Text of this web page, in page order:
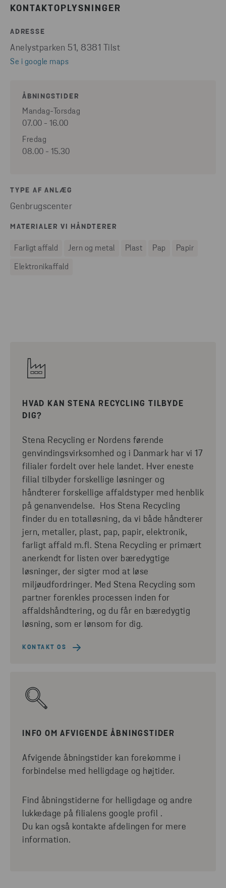
KONTAKTOPLYSNINGER
ADRESSE
Anelystparken 51, 8381 Tilst
Se i google maps
ÅBNINGSTIDER
Mandag-Torsdag
07.00 - 16.00
Fredag
08.00 - 15.30
TYPE AF ANLÆG
Genbrugscenter
MATERIALER VI HÅNDTERER
Farligt affald Jern og metal Plast Pap Papir
Elektronikaffald
HVAD KAN STENA RECYCLING TILBYDE
DIG?
Stena Recycling er Nordens førende
genvindingsvirksomhed og i Danmark har vi 17
filialer fordelt over hele landet. Hver eneste
filial tilbyder forskellige løsninger og
håndterer forskellige affaldstyper med henblik
på genanvendelse. Hos Stena Recycling
finder du en totalløsning, da vi både håndterer
jern, metaller, plast, pap, papir, elektronik,
farligt affald m.fl. Stena Recycling er primært
anerkendt for listen over bæredygtige
løsninger, der sigter mod at løse
miljøudfordringer. Med Stena Recycling som
partner forenkles processen inden for
affaldshåndtering, og du får en bæredygtig
løsning, som er lønsom for dig.
KONTAKT OS
INFO OM AFVIGENDE ÅBNINGSTIDER
Afvigende åbningstider kan forekomme i
forbindelse med helligdage og højtider.
Find åbningstiderne for helligdage og andre
lukkedage på filialens google profil .
Du kan også kontakte afdelingen for mere
information.